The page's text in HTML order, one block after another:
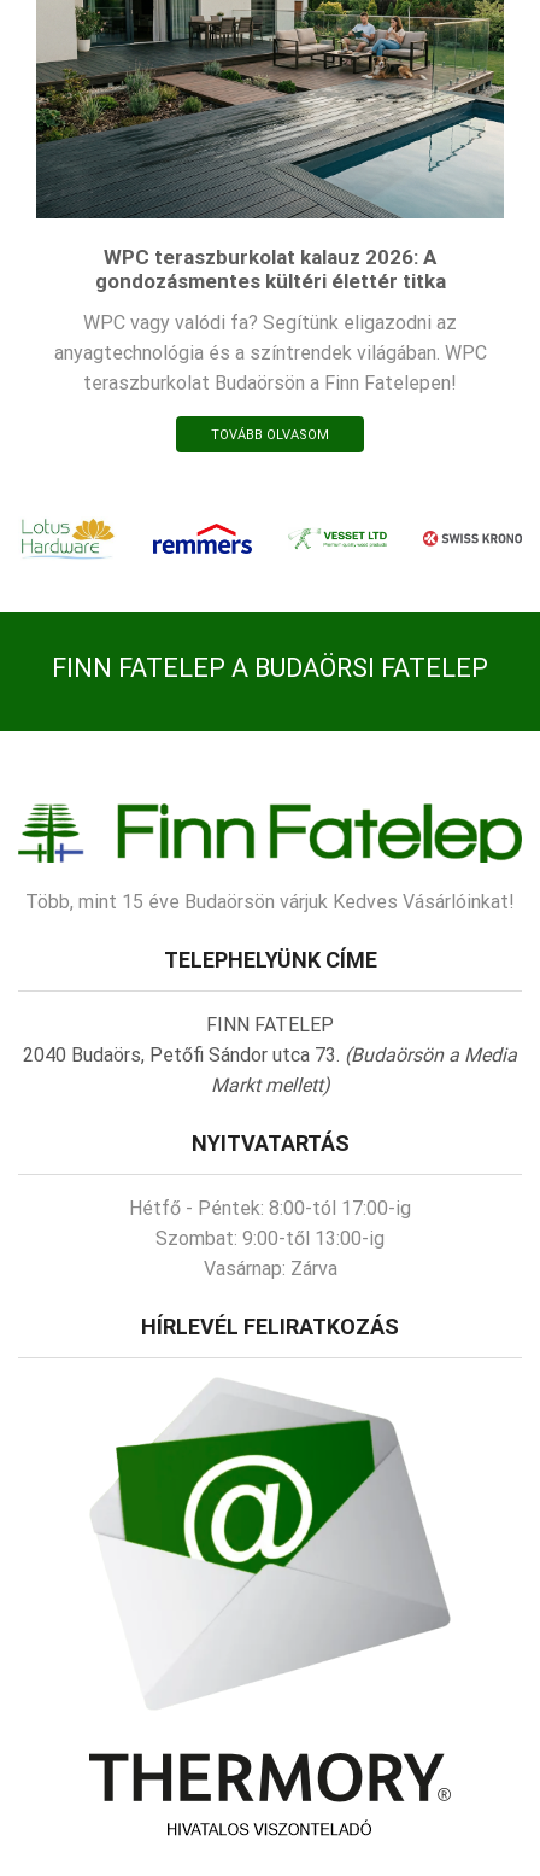
WPC teraszburkolat kalauz 2026: A
gondozásmentes kültéri élettér titka
WPC vagy valódi fa? Segítünk eligazodni az
anyagtechnológia és a színtrendek világában. WPC
teraszburkolat Budaörsön a Finn Fatelepen!
TOVÁBB OLVASOM
FINN FATELEP A BUDAÖRSI FATELEP
Több, mint 15 éve Budaörsön várjuk Kedves Vásárlóinkat!
TELEPHELYÜNK CÍME
FINN FATELEP
2040 Budaörs, Petőfi Sándor utca 73. (Budaörsön a Media
Markt mellett)
NYITVATARTÁS
Hétfő - Péntek: 8:00-tól 17:00-ig
Szombat: 9:00-től 13:00-ig
Vasárnap: Zárva
HÍRLEVÉL FELIRATKOZÁS